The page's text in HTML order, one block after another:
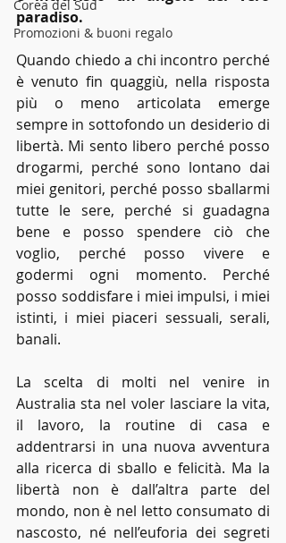
Corea del Sud
Promozioni & buoni regalo
paradiso.
Quando chiedo a chi incontro perché
è venuto fin quaggiù, nella risposta
più o meno articolata emerge
sempre in sottofondo un desiderio di
libertà. Mi sento libero perché posso
drogarmi, perché sono lontano dai
miei genitori, perché posso sballarmi
tutte le sere, perché si guadagna
bene e posso spendere ciò che
voglio, perché posso vivere e
godermi ogni momento. Perché
posso soddisfare i miei impulsi, i miei
istinti, i miei piaceri sessuali, serali,
banali.
La scelta di molti nel venire in
Australia sta nel voler lasciare la vita,
il lavoro, la routine di casa e
addentrarsi in una nuova avventura
alla ricerca di sballo e felicità. Ma la
libertà non è dall’altra parte del
mondo, non è nel letto consumato di
nascosto, né nell’euforia dei segreti